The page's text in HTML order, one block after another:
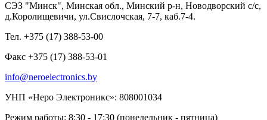
СЭЗ "Минск", Минская обл., Минский р-н, Новодворский с/с,
д.Королищевичи, ул.Свислочская, 7-7, каб.7-4.
Тел. +375 (17) 388-53-00
Факс +375 (17) 388-53-01
info@neroelectronics.by
УНП «Неро Электроникс»: 808001034
Режим работы: 8:30 - 17:30 (понедельник - пятница)